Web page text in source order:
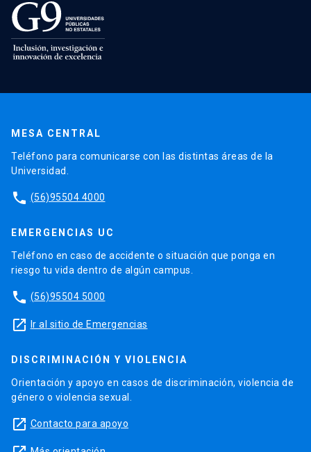
MESA CENTRAL
Teléfono para comunicarse con las distintas áreas de la
Universidad.
phone (56)95504 4000
EMERGENCIAS UC
Teléfono en caso de accidente o situación que ponga en
riesgo tu vida dentro de algún campus.
phone (56)95504 5000
launch Ir al sitio de Emergencias
DISCRIMINACIÓN Y VIOLENCIA
Orientación y apoyo en casos de discriminación, violencia de
género o violencia sexual.
launch Contacto para apoyo